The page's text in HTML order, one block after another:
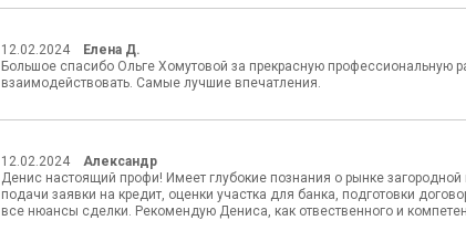
12.02.2024
Елена Д.
Большое спасибо Ольге Хомутовой за прекрасную профессиональную
взаимодействовать. Самые лучшие впечатления.
12.02.2024 Александр
Денис настоящий профи! Имеет глубокие познания о рынке
подачи заявки на кредит, оценки участка для банка, подготовки
все нюансы сделки. Рекомендую Дениса, как отвественного и